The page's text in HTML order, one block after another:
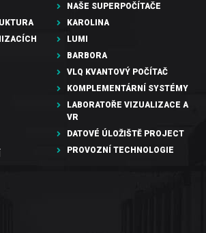
NAŠE SUPERPOČÍTAČE
KAROLINA
LUMI
BARBORA
VLQ KVANTOVÝ POČÍTAČ
KOMPLEMENTÁRNÍ SYSTÉMY
LABORATOŘE VIZUALIZACE A
VR
DATOVÉ ÚLOŽIŠTĚ PROJECT
PROVOZNÍ TECHNOLOGIE